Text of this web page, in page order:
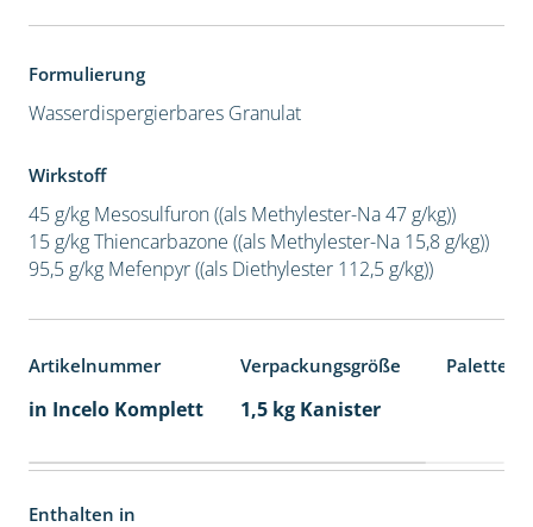
Formulierung
Wasserdispergierbares Granulat
Wirkstoff
45 g/kg Mesosulfuron ((als Methylester-Na 47 g/kg))
15 g/kg Thiencarbazone ((als Methylester-Na 15,8 g/kg))
95,5 g/kg Mefenpyr ((als Diethylester 112,5 g/kg))
Artikelnummer Verpackungsgröße
in Incelo Komplett 1,5 kg Kanister
Enthalten in